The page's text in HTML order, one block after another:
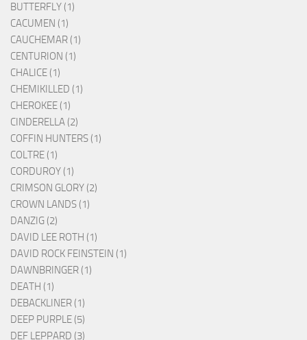
BUTTERFLY (1)
CACUMEN (1)
CAUCHEMAR (1)
CENTURION (1)
CHALICE (1)
CHEMIKILLED (1)
CHEROKEE (1)
CINDERELLA (2)
COFFIN HUNTERS (1)
COLTRE (1)
CORDUROY (1)
CRIMSON GLORY (2)
CROWN LANDS (1)
DANZIG (2)
DAVID LEE ROTH (1)
DAVID ROCK FEINSTEIN (1)
DAWNBRINGER (1)
DEATH (1)
DEBACKLINER (1)
DEEP PURPLE (5)
DEF LEPPARD (3)